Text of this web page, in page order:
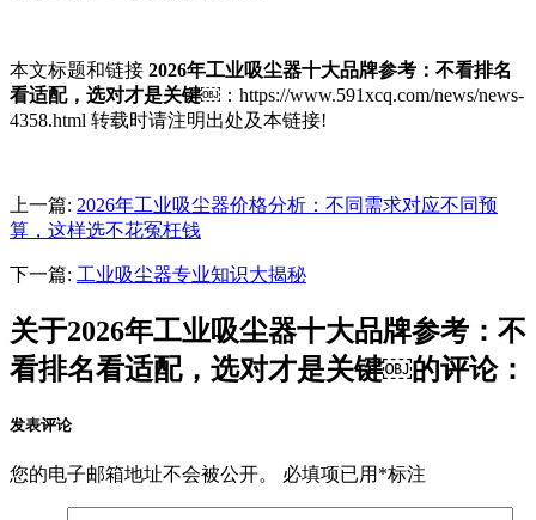
本文标题和链接 2026年工业吸尘器十大品牌参考：不看排名
看适配，选对才是关键￼ ：https://www.591xcq.com/news/news-
4358.html 转载时请注明出处及本链接!
上一篇: 2026年工业吸尘器价格分析：不同需求对应不同预
算，这样选不花冤枉钱
下一篇: 工业吸尘器专业知识大揭秘
关于2026年工业吸尘器十大品牌参考：不
看排名看适配，选对才是关键￼的评论：
发表评论
您的电子邮箱地址不会被公开。 必填项已用 *标注